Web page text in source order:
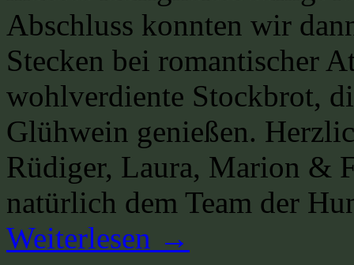
Abschluss konnten wir
Stecken bei romantischer
wohlverdiente Stockbrot,
Glühwein genießen.
Rüdiger, Laura, Marion &
natürlich dem Team der
Weiterlesen →